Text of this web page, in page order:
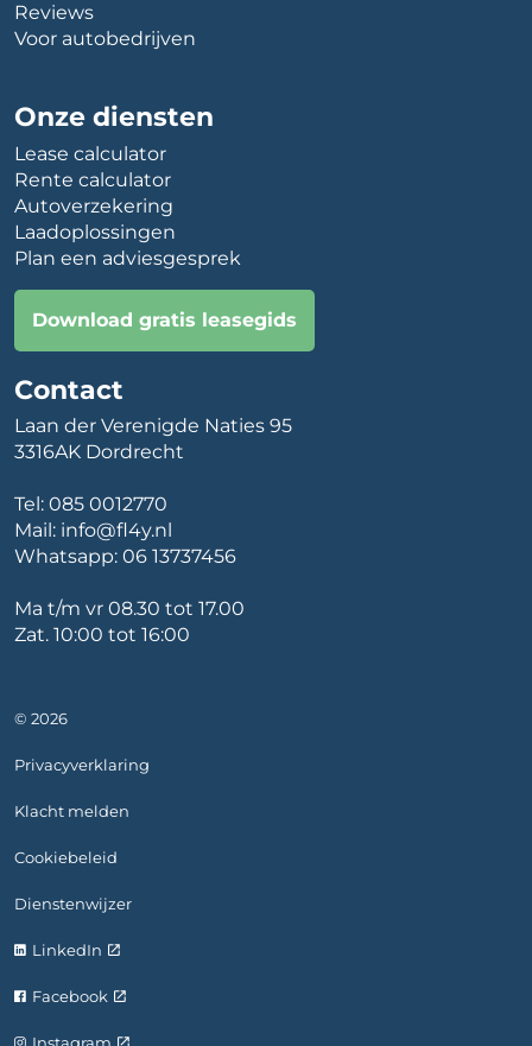
Reviews
Voor autobedrijven
Onze diensten
Lease calculator
Rente calculator
Autoverzekering
Laadoplossingen
Plan een adviesgesprek
Download gratis leasegids
Contact
Laan der Verenigde Naties 95
3316AK Dordrecht
Tel: 085 0012770
Mail: info@fl4y.nl
Whatsapp: 06 13737456
Ma t/m vr 08.30 tot 17.00
Zat. 10:00 tot 16:00
© 2026
Privacyverklaring
Klacht melden
Cookiebeleid
Dienstenwijzer
LinkedIn
Facebook